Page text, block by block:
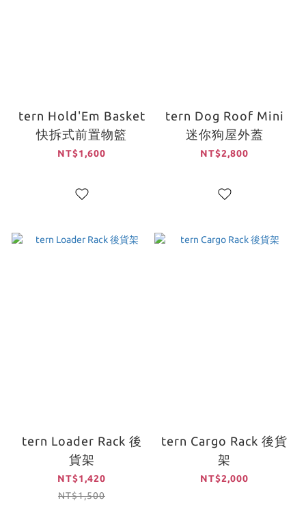
tern Hold'Em Basket
快拆式前置物籃
NT$1,600
tern Dog Roof Mini
迷你狗屋外蓋
NT$2,800
tern Loader Rack 後
貨架
NT$1,420
NT$1,500
tern Cargo Rack 後貨
架
NT$2,000